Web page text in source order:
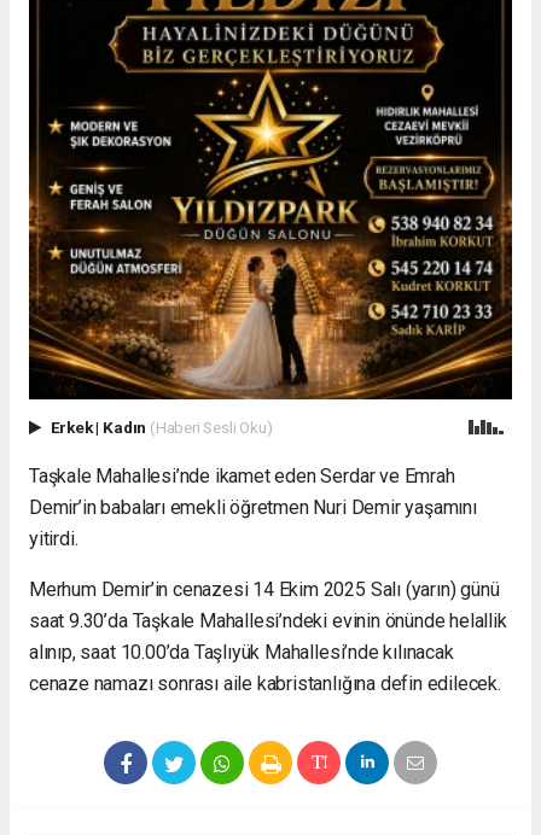
Erkek| Kadın (Haberi Sesli Oku)
Taşkale Mahallesi’nde ikamet eden Serdar ve Emrah
Demir’in babaları emekli öğretmen Nuri Demir yaşamını
yitirdi.
Merhum Demir’in cenazesi 14 Ekim 2025 Salı (yarın) günü
saat 9.30’da Taşkale Mahallesi’ndeki evinin önünde helallik
alınıp, saat 10.00’da Taşlıyük Mahallesi’nde kılınacak
cenaze namazı sonrası aile kabristanlığına defin edilecek.